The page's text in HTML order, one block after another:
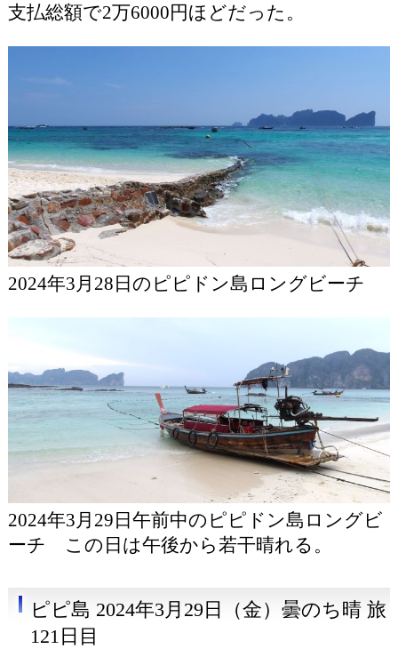
支払総額で2万6000円ほどだった。
2024年3月28日のピピドン島ロングビーチ
2024年3月29日午前中のピピドン島ロングビ
ーチ この日は午後から若干晴れる。
ピピ島 2024年3月29日（金）曇のち晴 旅
121日目